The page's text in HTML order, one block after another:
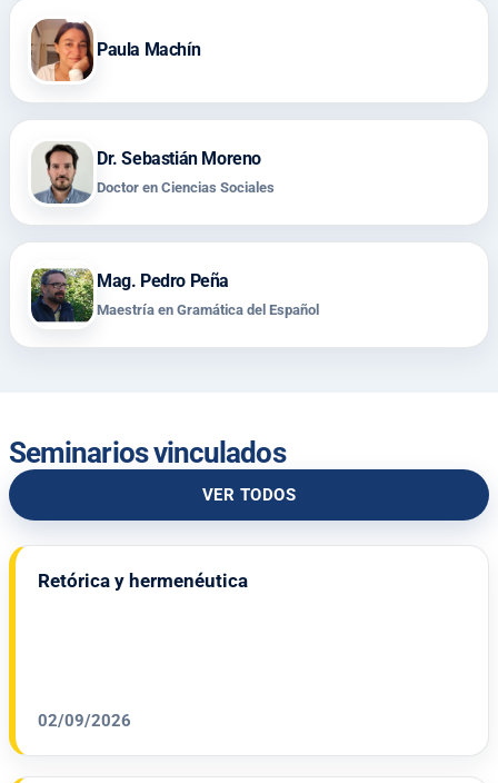
Paula Machín
Dr. Sebastián Moreno
Doctor en Ciencias Sociales
Mag. Pedro Peña
Maestría en Gramática del Español
Seminarios vinculados
VER TODOS
Retórica y hermenéutica
02/09/2026